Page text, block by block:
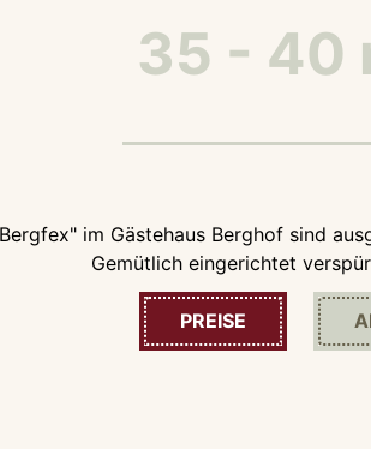
35 - 40
im Gästehaus Berghof sind
Gemütlich eingerichtet
PREISE